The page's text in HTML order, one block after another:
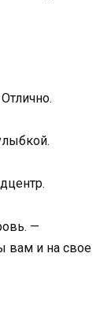
—
вам и на свое